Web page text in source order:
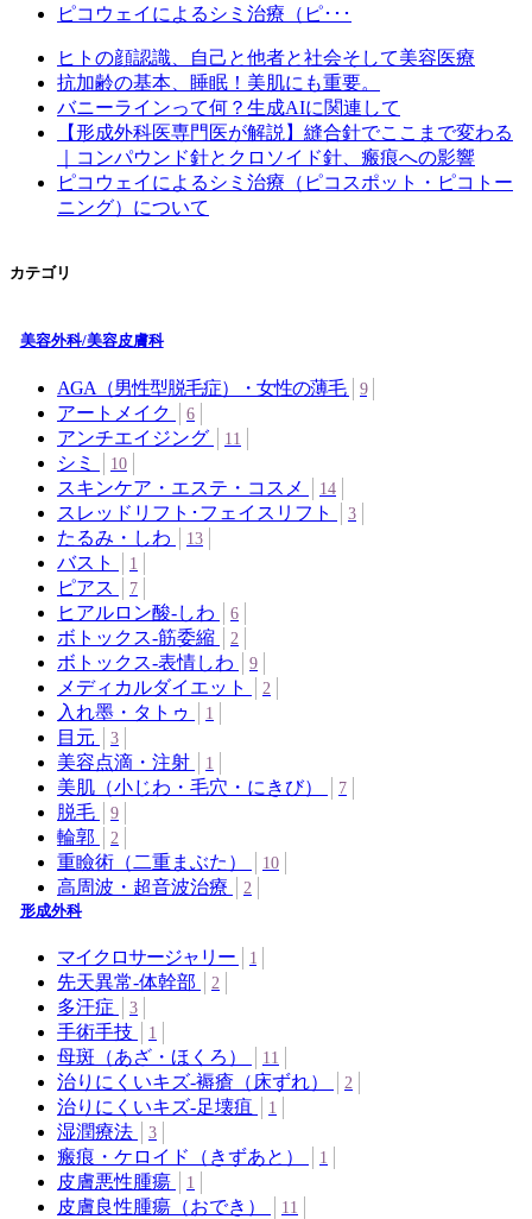
ピコウェイによるシミ治療（ピ･･･
ヒトの顔認識、自己と他者と社会そして美容医療
抗加齢の基本、睡眠！美肌にも重要。
バニーラインって何？生成AIに関連して
【形成外科医専門医が解説】縫合針でここまで変わる
｜コンパウンド針とクロソイド針、瘢痕への影響
ピコウェイによるシミ治療（ピコスポット・ピコトー
ニング）について
カテゴリ
美容外科/美容皮膚科
AGA（男性型脱毛症）・女性の薄毛 9
アートメイク 6
アンチエイジング 11
シミ 10
スキンケア・エステ・コスメ 14
スレッドリフト･フェイスリフト 3
たるみ・しわ 13
バスト 1
ピアス 7
ヒアルロン酸-しわ 6
ボトックス‐筋委縮 2
ボトックス‐表情しわ 9
メディカルダイエット 2
入れ墨・タトゥ 1
目元 3
美容点滴・注射 1
美肌（小じわ・毛穴・にきび） 7
脱毛 9
輪郭 2
重瞼術（二重まぶた） 10
高周波・超音波治療
2
形成外科
マイクロサージャリー 1
先天異常-体幹部 2
多汗症 3
手術手技 1
母斑（あざ・ほくろ） 11
治りにくいキズ-褥瘡（床ずれ） 2
治りにくいキズ-足壊疽 1
湿潤療法 3
瘢痕・ケロイド（きずあと） 1
皮膚悪性腫瘍 1
皮膚良性腫瘍（おでき） 11